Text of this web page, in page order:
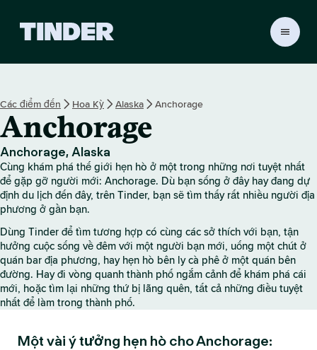
c
h
ủ
i
n
d
Các điểm đến Hoa Kỳ Alaska Anchorage
Anchorage
Anchorage, Alaska
Cùng khám phá thế giới hẹn hò ở một trong những nơi tuyệt nhất
để gặp gỡ người mới: Anchorage. Dù bạn sống ở đây hay đang dự
định du lịch đến đây, trên Tinder, bạn sẽ tìm thấy rất nhiều người địa
phương ở gần bạn.
Dùng Tinder để tìm tương hợp có cùng các sở thích với bạn, tận
hưởng cuộc sống về đêm với một người bạn mới, uống một chút ở
quán bar địa phương, hay hẹn hò bên ly cà phê ở một quán bên
đường. Hay đi vòng quanh thành phố ngắm cảnh để khám phá cái
mới, hoặc tìm lại những thứ bị lãng quên, tất cả những điều tuyệt
nhất để làm trong thành phố.
Một vài ý tưởng hẹn hò cho Anchorage: